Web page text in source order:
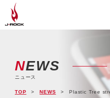
NEWS
ニュース
TOP NEWS Plastic Tree streaming